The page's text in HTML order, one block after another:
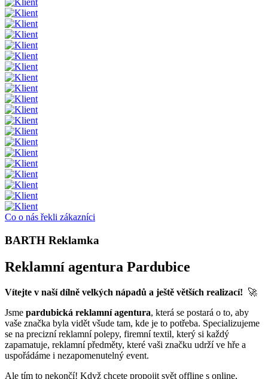
Co o nás řekli zákazníci
BARTH Reklamka
Reklamní agentura Pardubice
Vítejte v naší dílně velkých nápadů a ještě větších realizací! 🚀
Jsme pardubická reklamní agentura, která se postará o to, aby
vaše značka byla vidět všude tam, kde je to potřeba. Specializujeme
se na precizní reklamní polepy, firemní textil, který si každý
zapamatuje, reklamní předměty, které vaši značku udrží ve hře a
uspořádáme i nezapomenutelný event.
Ale tím to nekončí! Když chcete propojit svět offline s online,